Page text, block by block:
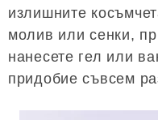
излишните
молив или сенки,
нанесете гел или
придобие съвсем